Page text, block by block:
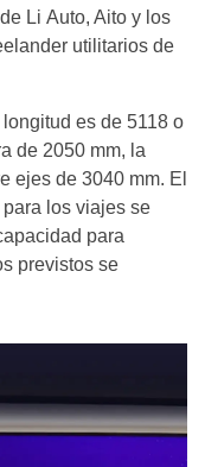
Li Auto, Aito y los
utilitarios de
es de 5118 o
de 2050 mm, la
ejes de 3040 mm. El
los viajes se
para
previstos se